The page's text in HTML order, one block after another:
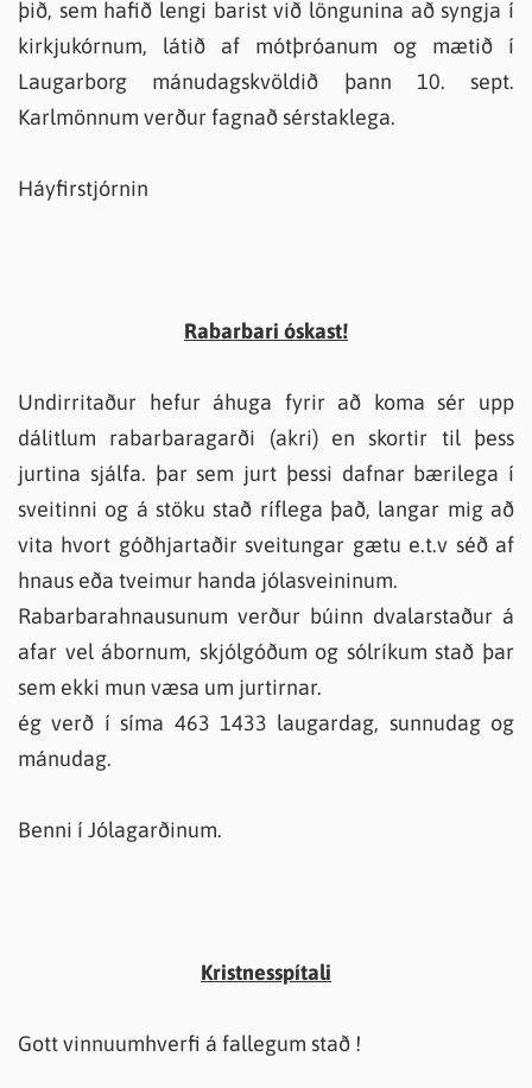
þið, sem hafið lengi barist við löngunina að syngja í
kirkjukórnum, látið af mótþróanum og mætið í
Laugarborg mánudagskvöldið þann 10. sept.
Karlmönnum verður fagnað sérstaklega.
Háyfirstjórnin
Rabarbari óskast!
Undirritaður hefur áhuga fyrir að koma sér upp
dálitlum rabarbaragarði (akri) en skortir til þess
jurtina sjálfa. þar sem jurt þessi dafnar bærilega í
sveitinni og á stöku stað ríflega það, langar mig að
vita hvort góðhjartaðir sveitungar gætu e.t.v séð af
hnaus eða tveimur handa jólasveininum.
Rabarbarahnausunum verður búinn dvalarstaður á
afar vel ábornum, skjólgóðum og sólríkum stað þar
sem ekki mun væsa um jurtirnar.
ég verð í síma 463 1433 laugardag, sunnudag og
mánudag.
Benni í Jólagarðinum.
Kristnesspítali
Gott vinnuumhverfi á fallegum stað !